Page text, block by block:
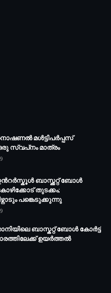
മള്‍ട്ടിപര്‍പ്പസ്
സ്വപ്‌നം മാത്രം
ബാസ്ക്കറ്റ് ബോൾ
തുടക്കം;
പങ്കെടുക്കുന്നു
ബാസ്കറ്റ് ബോള്‍ കോര്‍ട്ട്
ഉയര്‍ത്തൽ